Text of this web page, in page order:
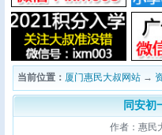
当前位置： 厦门惠民大叔网站 →
同安初
作者：惠民